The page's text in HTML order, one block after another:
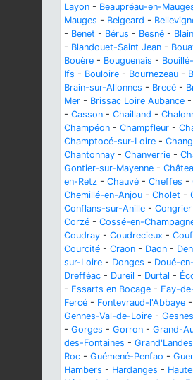
Layon - Beaupréau-en-
Mauges - Belgeard -
- Benet - Bérus - Besné - Blain
- Blandouet-Saint Jean -
Bouère - Bouguenais -
Ifs - Bouloire - Bournezeau -
Brain-sur-Allonnes - Brecé -
Mer - Brissac Loire Aubance -
- Casson - Chailland -
Champéon - Champfleur -
Champtocé-sur-Loire -
Chantonnay - Chanverrie -
Gontier-sur-Mayenne -
en-Retz - Chauvé - Cheffes -
Chemillé-en-Anjou - Cholet -
Conflans-sur-Anille - Congrier
Corzé - Cossé-en-
Coudray - Coudrecieux -
Courcité - Craon - Daon -
sur-Loire - Donges - Doué-
Drefféac - Dureil - Durtal -
- Essarts en Bocage - Fay-
Fercé - Fontevraud-l'Abbaye -
Gennes-Val-de-Loire -
- Gorges - Gorron - Grand-
des-Fontaines - Grand'Landes
Roc - Guémené-Penfao -
Hambers - Hardanges -